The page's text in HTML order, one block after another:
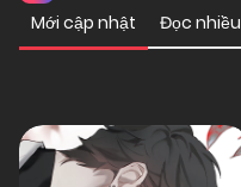
Mới cập nhật Đọc nhiều